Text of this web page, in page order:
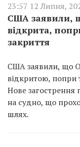
23:57 12 Липня,
США заявили,
відкрита,
закриття
США заявили, що
відкритою, попри
Нове загострення
на судно, що
шлях.